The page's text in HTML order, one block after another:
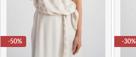
-50% -30%